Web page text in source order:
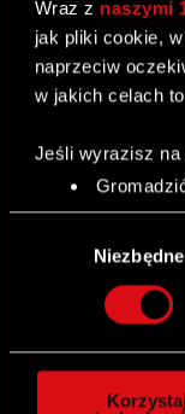
Wraz z naszymi
jak pliki cookie,
naprzeciw
w jakich celach
Jeśli wyrazisz
Dowiedz się
szczegółów . W
Wykorzystujemy
Niezbędne
terminu
PROJEKT
RED